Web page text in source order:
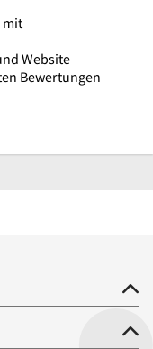
mit
Website
Bewertungen